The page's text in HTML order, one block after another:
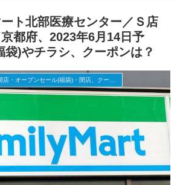
ト北部医療センター／Ｓ店
都府、2023年6月14日予
袋)やチラシ、クーポンは？